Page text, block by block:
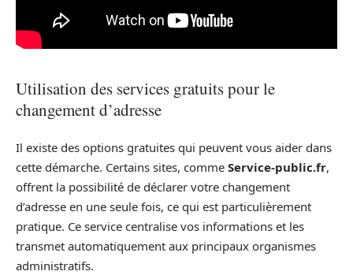
Utilisation des services gratuits pour le
changement d’adresse
Il existe des options gratuites qui peuvent vous aider dans
cette démarche. Certains sites, comme Service-public.fr,
offrent la possibilité de déclarer votre changement
d’adresse en une seule fois, ce qui est particulièrement
pratique. Ce service centralise vos informations et les
transmet automatiquement aux principaux organismes
administratifs.